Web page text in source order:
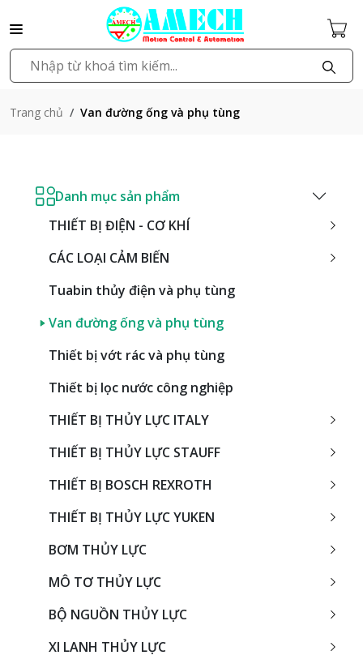
Trang chủ Van đường ống và phụ tùng
Danh mục sản phẩm
THIẾT BỊ ĐIỆN - CƠ KHÍ
CÁC LOẠI CẢM BIẾN
Tuabin thủy điện và phụ tùng
Van đường ống và phụ tùng
Thiết bị vớt rác và phụ tùng
Thiết bị lọc nước công nghiệp
THIẾT BỊ THỦY LỰC ITALY
THIẾT BỊ THỦY LỰC STAUFF
THIẾT BỊ BOSCH REXROTH
THIẾT BỊ THỦY LỰC YUKEN
BƠM THỦY LỰC
MÔ TƠ THỦY LỰC
BỘ NGUỒN THỦY LỰC
XI LANH THỦY LỰC